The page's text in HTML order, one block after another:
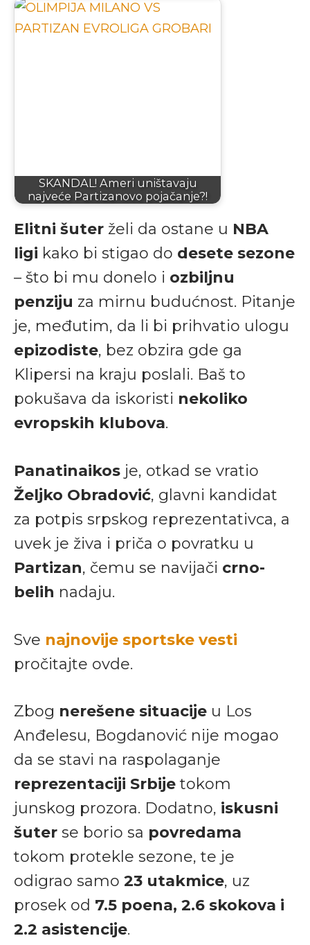
SKANDAL! Ameri uništavaju
najveće Partizanovo pojačanje?!
Elitni šuter želi da ostane u NBA
ligi kako bi stigao do desete sezone
– što bi mu donelo i ozbiljnu
penziju za mirnu budućnost. Pitanje
je, međutim, da li bi prihvatio ulogu
epizodiste, bez obzira gde ga
Klipersi na kraju poslali. Baš to
pokušava da iskoristi nekoliko
evropskih klubova.
Panatinaikos je, otkad se vratio
Željko Obradović, glavni kandidat
za potpis srpskog reprezentativca, a
uvek je živa i priča o povratku u
Partizan, čemu se navijači crno-
belih nadaju.
Sve najnovije sportske vesti
pročitajte ovde.
Zbog nerešene situacije u Los
Anđelesu, Bogdanović nije mogao
da se stavi na raspolaganje
reprezentaciji Srbije tokom
junskog prozora. Dodatno, iskusni
šuter se borio sa povredama
tokom protekle sezone, te je
odigrao samo 23 utakmice, uz
prosek od 7.5 poena, 2.6 skokova i
2.2 asistencije.